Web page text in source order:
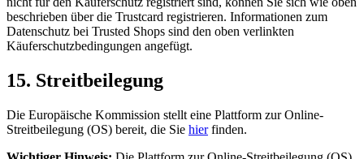
beschrieben über die Trustcard registrieren. Informationen zum
Datenschutz bei Trusted Shops sind den oben verlinkten
Käuferschutzbedingungen angefügt.
15. Streitbeilegung​​​​​​​
Die Europäische Kommission stellt eine Plattform zur Online-
Streitbeilegung (OS) bereit, die Sie hierfinden.